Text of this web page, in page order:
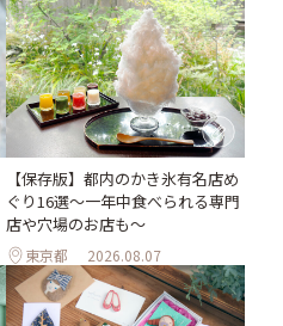
【保存版】都内のかき氷有名店め
ぐり16選～一年中食べられる専門
店や穴場のお店も～
東京都 2026.08.07